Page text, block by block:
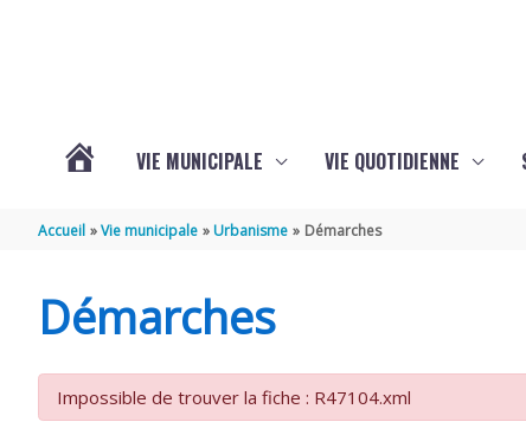
SAINT-
VIE MUNICIPALE VIE QUOTIDIENNE
Accueil Vie municipale Urbanisme Démarches
Démarches
Impossible de trouver la fiche : R47104.xml